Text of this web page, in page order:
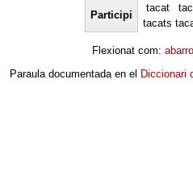
Participi
tacat
tacats
Flexionat com:
Paraula documentada en el Diccionari